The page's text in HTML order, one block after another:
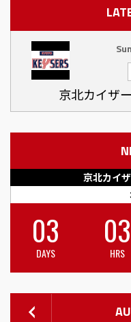
京北カイザ
京北カイザ
03
DAYS
03
HRS